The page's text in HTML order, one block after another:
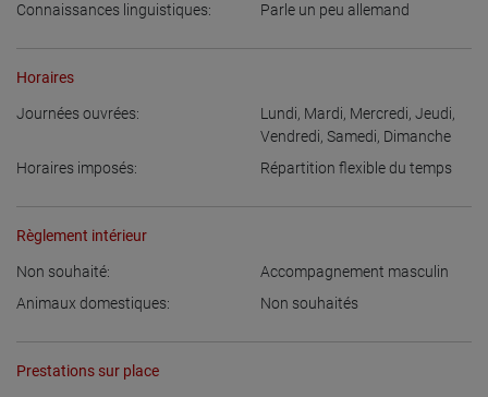
Connaissances linguistiques:
Parle un peu allemand
Horaires
Journées ouvrées: Lundi, Mardi, Mercredi, Jeudi,
Vendredi, Samedi, Dimanche
Horaires imposés:
Répartition flexible du temps
Règlement intérieur
Non souhaité:
Accompagnement masculin
Animaux domestiques:
Non souhaités
Prestations sur place